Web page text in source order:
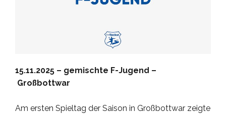
15.11.2025 – gemischte F-Jugend –
Großbottwar
Am ersten Spieltag der Saison in Großbottwar zeigte